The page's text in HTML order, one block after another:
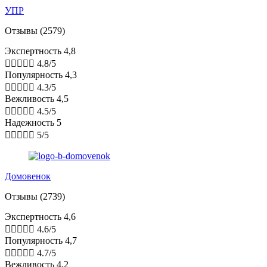
УПР
Отзывы (2579)
Экспертность 4,8
     4.8/5
Популярность 4,3
     4.3/5
Вежливость 4,5
     4.5/5
Надежность 5
     5/5
Домовенок
Отзывы (2739)
Экспертность 4,6
     4.6/5
Популярность 4,7
     4.7/5
Вежливость 4,2